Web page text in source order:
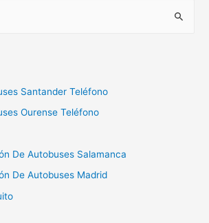
Santander Teléfono
Ourense Teléfono
De Autobuses Salamanca
De Autobuses Madrid